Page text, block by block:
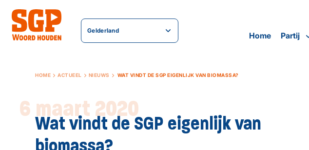
Gelderland
Home Partij
HOME ACTUEEL NIEUWS WAT VINDT DE SGP EIGENLIJK VAN BIOMASSA?
6 maart 2020
Wat vindt de SGP eigenlijk van
biomassa?